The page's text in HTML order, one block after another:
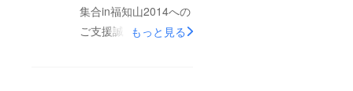
集合in福知山2014への
ご支援誠にありがとう
もっと見る